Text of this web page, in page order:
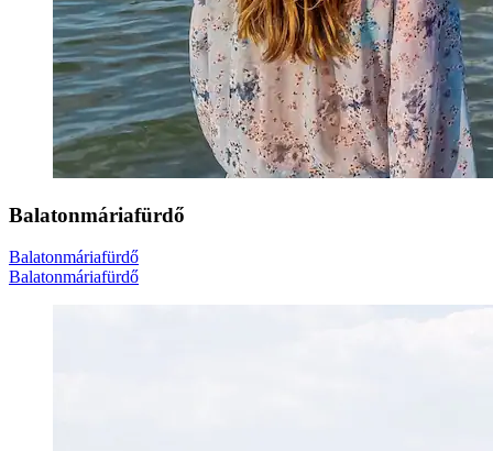
Balatonmáriafürdő
Balatonmáriafürdő
Balatonmáriafürdő